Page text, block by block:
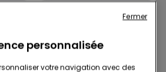
personnalisée
votre navigation avec des
Fermer